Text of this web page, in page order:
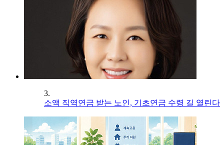
3.
소액 직역연금 받는 노인, 기초연금 수령 길 열린다